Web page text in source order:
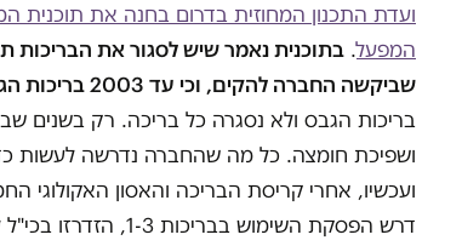
ועדת התכנון המחוזית בדרום בחנה את תוכנית
המפעל.
שביקשה החברה להקים, וכי עד 2003 בריכות הגבס צריכות לעבור שיקום.
ושפיכת חומצה. כל מה שהחברה נדרשה לעשות
ועכשיו, אחרי קריסת הבריכה והאסון
דרש הפסקת השימוש בבריכות 1-3, הזדרזו בכי"ל לפנות לבורסה (2.7.17)